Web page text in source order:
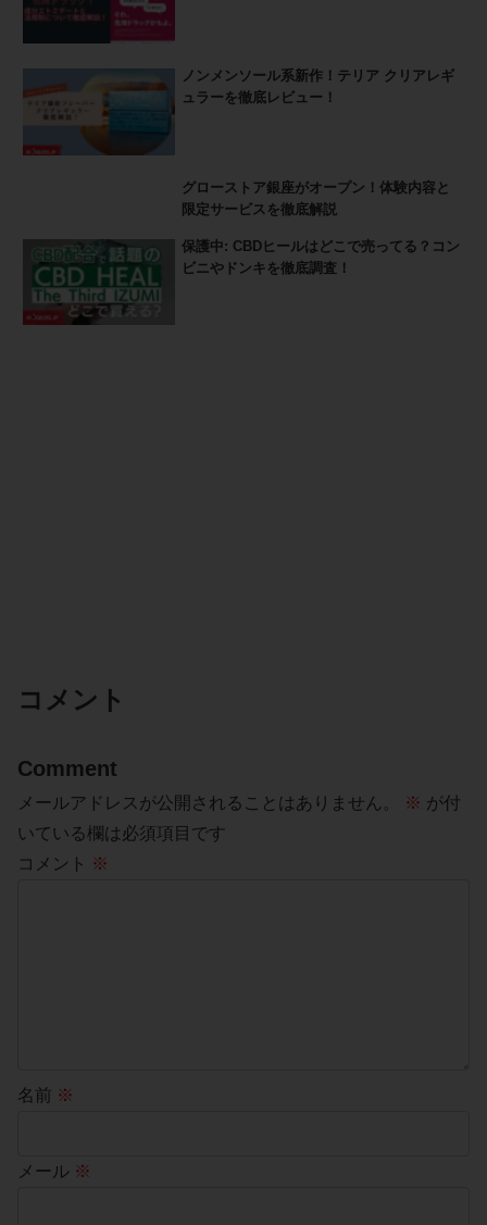
ノンメンソール系新作！テリア クリアレギ
ュラーを徹底レビュー！
グローストア銀座がオープン！体験内容と
限定サービスを徹底解説
保護中: CBDヒールはどこで売ってる？コン
ビニやドンキを徹底調査！
コメント
Comment
メールアドレスが公開されることはありません。 ※ が付
いている欄は必須項目です
コメント ※
名前 ※
メール ※